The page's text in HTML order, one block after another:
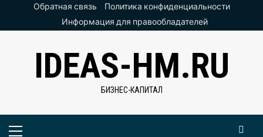
ПерейтиОбратная связь
Политика конфиденциальности
Информация для правообладателей
IDEAS-HM.RU
БИЗНЕС-КАПИТАЛ
Основное